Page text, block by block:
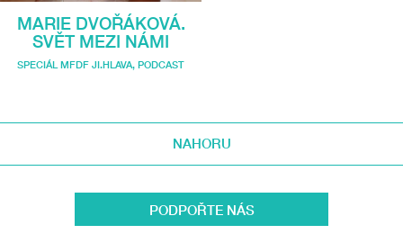
MARIE DVOŘÁKOVÁ.
SVĚT MEZI NÁMI
SPECIÁL MFDF JI.HLAVA, PODCAST
NAHORU
PODPOŘTE NÁS